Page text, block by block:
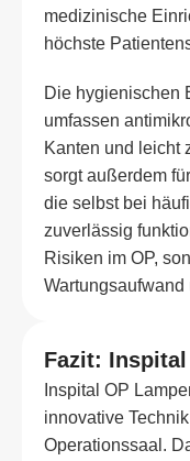
medizinische
höchste
Die hygienischen
umfassen
Kanten und leicht
sorgt außerdem
die selbst bei
zuverlässig
Risiken im OP,
Wartungsaufwand
Fazit: Inspital
Inspital OP
innovative
Operationssaal.